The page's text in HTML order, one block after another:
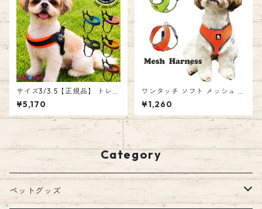
リースタイル emilystyle
サイズ3/3.5【正規品】 トレポ
ンティ Tre Ponti フィッビア
アジャスタブル ソフトメッシ
ュ Fibbia adjustable type S
OFT MESH ハーネス イタリア
ンブランド イタリア製 犬 人気
かわいい おしゃれ お散歩 簡単
装着 エミリースタイル emilys
¥5,170
ワンタッチ ソフト メッシュ ハ
ーネス 胴輪 犬 TRUELOVE お
散歩 簡単装着 ソフトパッド 快
適 ペット 愛犬 ドッグ エミリ
ースタイル emilystyle
¥1,260
Category
ペットグッズ